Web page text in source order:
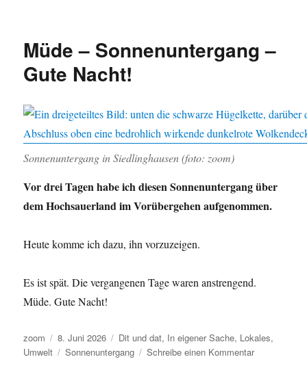
lausige
Müde – Sonnenuntergang –
Gute Nacht!
Sonnenuntergang in Siedlinghausen (foto: zoom)
Vor drei Tagen habe ich diesen Sonnenuntergang über
dem Hochsauerland im Vorübergehen aufgenommen.
Heute komme ich dazu, ihn vorzuzeigen.
Es ist spät. Die vergangenen Tage waren anstrengend.
Müde. Gute Nacht!
Autor
zoom
Veröffentlicht
am
8. Juni 2026 Kategorien
Dit und dat, In eigener Sache, Lokales,
Umwelt
Schlagwörter
Sonnenuntergang Schreibe einen Kommentarzu